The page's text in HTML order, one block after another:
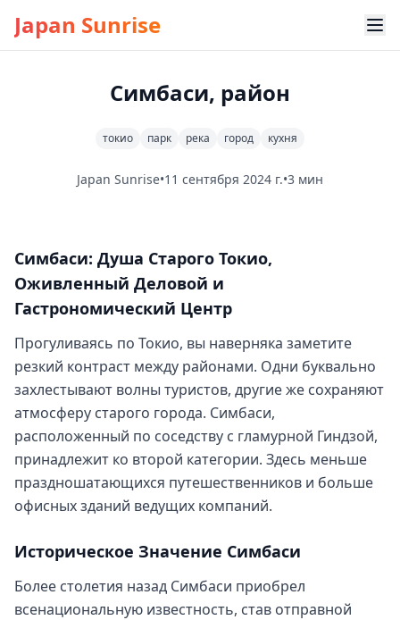
Japan Sunrise
Симбаси, район
токио парк река город кухня
Japan Sunrise•11 сентября 2024 г.•3 мин
Симбаси: Душа Старого Токио,
Оживленный Деловой и
Гастрономический Центр
Прогуливаясь по Токио, вы наверняка заметите
резкий контраст между районами. Одни буквально
захлестывают волны туристов, другие же сохраняют
атмосферу старого города. Симбаси,
расположенный по соседству с гламурной Гиндзой,
принадлежит ко второй категории. Здесь меньше
праздношатающихся путешественников и больше
офисных зданий ведущих компаний.
Историческое Значение Симбаси
Более столетия назад Симбаси приобрел
всенациональную известность, став отправной